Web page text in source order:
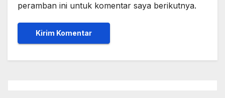
peramban ini untuk komentar saya berikutnya.